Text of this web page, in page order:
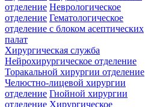
отделение Неврологическое
отделение Гематологическое
отделение c блоком асептических
палат
Хирургическая служба
Нейрохирургическое отделение
Торакальной хирургии отделение
Челюстно-лицевой хирургии
отделение Гнойной хирургии
отделение Хирургическое